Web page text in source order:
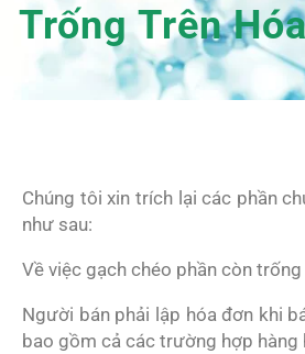
Trống Trên
Chúng tôi xin trích lại các phần
như sau:
Về việc gạch chéo phần còn
Người bán phải lập hóa đơn khi
bao gồm cả các trường hợp hàng